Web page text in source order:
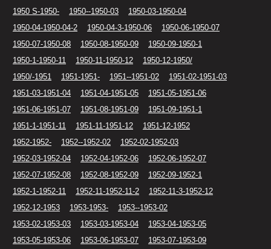
1950 S-1950-
1950--1950-03
1950-03-1950-04
1950-04-1950-04-2
1950-04-3-1950-06
1950-06-1950-07
1950-07-1950-08
1950-08-1950-09
1950-09-1950-1
1950-1-1950-11
1950-11-1950-12
1950-12-1950/
1950/-1951
1951-1951- 1951--1951-02
1951-02-1951-03
1951-03-1951-04
1951-04-1951-05
1951-05-1951-06
1951-06-1951-07
1951-08-1951-09
1951-09-1951-1
1951-1-1951-11
1951-11-1951-12
1951-12-1952
1952-1952-
1952--1952-02
1952-02-1952-03
1952-03-1952-04
1952-04-1952-06
1952-06-1952-07
1952-07-1952-08
1952-08-1952-09
1952-09-1952-1
1952-1-1952-11
1952-11-1952-11-2
1952-11-3-1952-12
1952-12-1953
1953-1953-
1953--1953-02
1953-02-1953-03
1953-03-1953-04
1953-04-1953-05
1953-05-1953-06
1953-06-1953-07 1953-07-1953-09